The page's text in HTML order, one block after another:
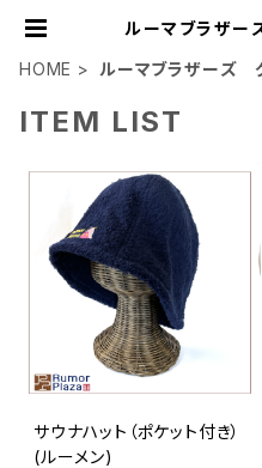
ルーマブラザ
HOME
ルーマブラザーズ
ITEM LIST
サウナハット（ポケット付き）
(ルーメン)